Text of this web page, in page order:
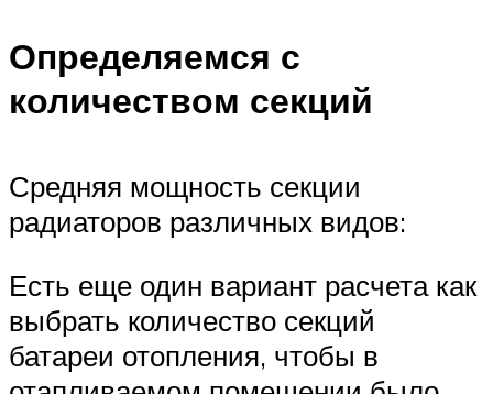
Определяемся с
количеством секций
Средняя мощность секции
радиаторов различных видов:
Есть еще один вариант расчета как
выбрать количество секций
батареи отопления, чтобы в